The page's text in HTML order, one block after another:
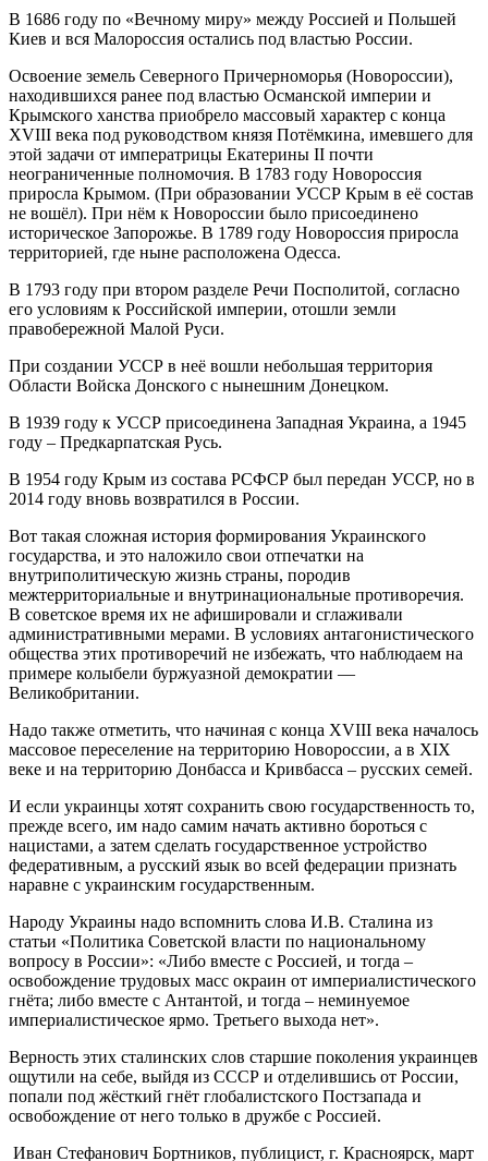
В 1686 году по «Вечному миру» между Россией и Польшей
Киев и вся Малороссия остались под властью России.
Освоение земель Северного Причерноморья (Новороссии),
находившихся ранее под властью Османской империи и
Крымского ханства приобрело массовый характер с конца
XVIII века под руководством князя Потёмкина, имевшего для
этой задачи от императрицы Екатерины II почти
неограниченные полномочия. В 1783 году Новороссия
приросла Крымом. (При образовании УССР Крым в её состав
не вошёл). При нём к Новороссии было присоединено
историческое Запорожье. В 1789 году Новороссия приросла
территорией, где ныне расположена Одесса.
В 1793 году при втором разделе Речи Посполитой, согласно
его условиям к Российской империи, отошли земли
правобережной Малой Руси.
При создании УССР в неё вошли небольшая территория
Области Войска Донского с нынешним Донецком.
В 1939 году к УССР присоединена Западная Украина, а 1945
году – Предкарпатская Русь.
В 1954 году Крым из состава РСФСР был передан УССР, но в
2014 году вновь возвратился в России.
Вот такая сложная история формирования Украинского
государства, и это наложило свои отпечатки на
внутриполитическую жизнь страны, породив
межтерриториальные и внутринациональные противоречия.
В советское время их не афишировали и сглаживали
административными мерами. В условиях антагонистического
общества этих противоречий не избежать, что наблюдаем на
примере колыбели буржуазной демократии —
Великобритании.
Надо также отметить, что начиная с конца XVIII века началось
массовое переселение на территорию Новороссии, а в XIX
веке и на территорию Донбасса и Кривбасса – русских семей.
И если украинцы хотят сохранить свою государственность то,
прежде всего, им надо самим начать активно бороться с
нацистами, а затем сделать государственное устройство
федеративным, а русский язык во всей федерации признать
наравне с украинским государственным.
Народу Украины надо вспомнить слова И.В. Сталина из
статьи «Политика Советской власти по национальному
вопросу в России»: «Либо вместе с Россией, и тогда –
освобождение трудовых масс окраин от империалистического
гнёта; либо вместе с Антантой, и тогда – неминуемое
империалистическое ярмо. Третьего выхода нет».
Верность этих сталинских слов старшие поколения украинцев
ощутили на себе, выйдя из СССР и отделившись от России,
попали под жёсткий гнёт глобалистского Постзапада и
освобождение от него только в дружбе с Россией.
Иван Стефанович Бортников, публицист, г. Красноярск, март